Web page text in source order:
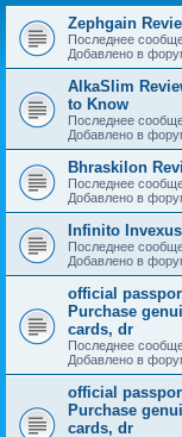
Zephgain
Последнее
Добавлено в
AlkaSlim
to Know
Последнее
Добавлено в
Bhraskilon
Последнее
Добавлено в
Infinito
Последнее
Добавлено в
official
Purchase
cards, dr
Последнее
Добавлено в
official
Purchase
cards, dr